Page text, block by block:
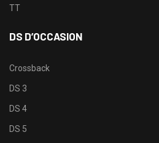
TT
DS D’OCCASION
Crossback
DS 3
DS 4
DS 5